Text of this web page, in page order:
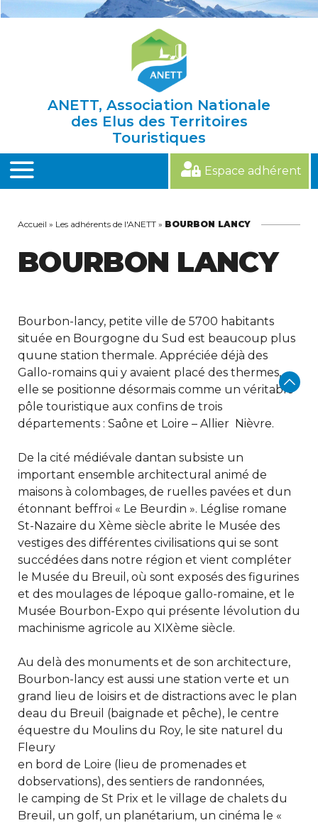
ANETT, Association Nationale
des Elus des Territoires
Touristiques
MENU
Espace adhérent
Accueil » Les adhérents de l'ANETT » BOURBON LANCY
BOURBON LANCY
Bourbon-lancy, petite ville de 5700 habitants
située en Bourgogne du Sud est beaucoup plus
quune station thermale. Appréciée déjà des
Gallo-romains qui y avaient placé des thermes,
elle se positionne désormais comme un véritable
pôle touristique aux confins de trois
départements : Saône et Loire – Allier  Nièvre.
De la cité médiévale dantan subsiste un
important ensemble architectural animé de
maisons à colombages, de ruelles pavées et dun
étonnant beffroi « Le Beurdin ». Léglise romane
St-Nazaire du Xème siècle abrite le Musée des
vestiges des différentes civilisations qui se sont
succédées dans notre région et vient compléter
le Musée du Breuil, où sont exposés des figurines
et des moulages de lépoque gallo-romaine, et le
Musée Bourbon-Expo qui présente lévolution du
machinisme agricole au XIXème siècle.
Au delà des monuments et de son architecture,
Bourbon-lancy est aussi une station verte et un
grand lieu de loisirs et de distractions avec le plan
deau du Breuil (baignade et pêche), le centre
équestre du Moulins du Roy, le site naturel du
Fleury
en bord de Loire (lieu de promenades et
dobservations), des sentiers de randonnées,
le camping de St Prix et le village de chalets du
Breuil, un golf, un planétarium, un cinéma le «